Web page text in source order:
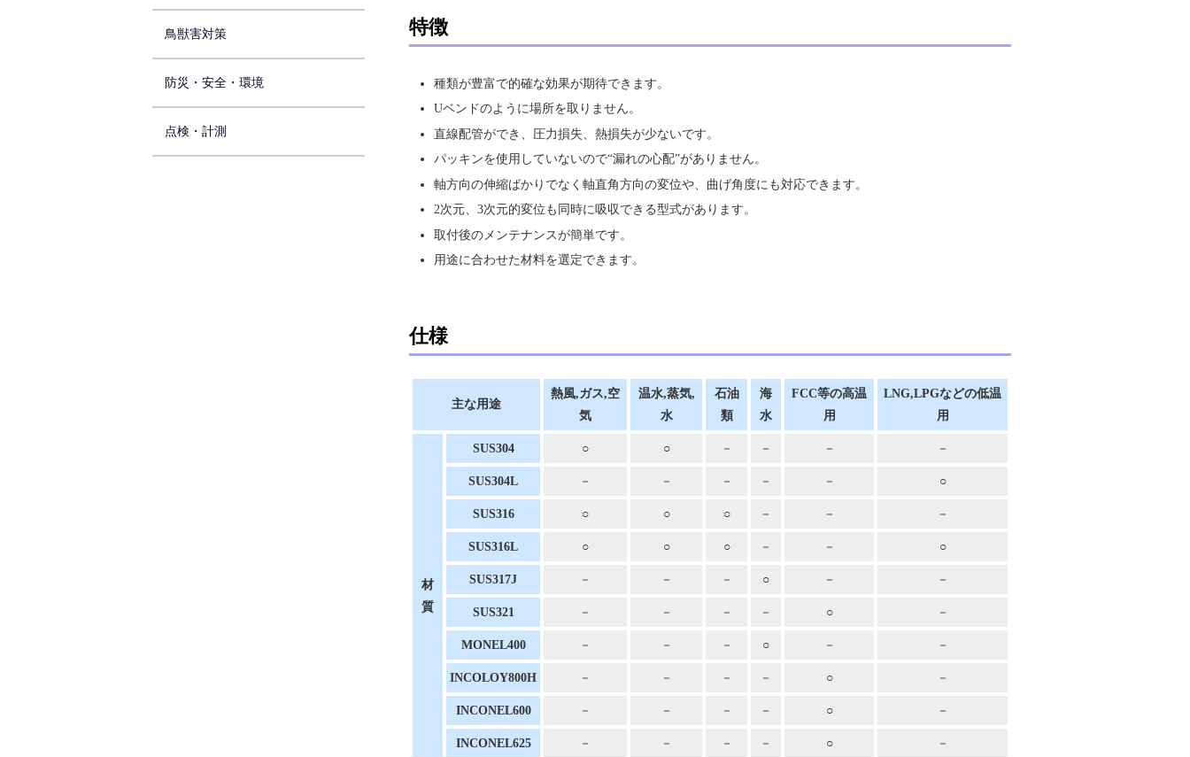
特徴
種類が豊富で的確な効果が期待できます。
Uベンドのように場所を取りません。
直線配管ができ、圧力損失、熱損失が少ないです。
パッキンを使用していないので“漏れの心配”がありません。
軸方向の伸縮ばかりでなく軸直角方向の変位や、曲げ角度にも対応できます。
2次元、3次元的変位も同時に吸収できる型式があります。
取付後のメンテナンスが簡単です。
用途に合わせた材料を選定できます。
仕様
主な用途
熱風,ガス,空
気
温水,蒸気,
水
石油
類
海
水
FCC等の高温
用
LNG,LPGなどの低温
用
材
質
SUS304 ○ ○ － － － －
SUS304L － － － － － ○
SUS316 ○ ○ ○ － － －
SUS316L ○ ○ ○ － － ○
SUS317J － － － ○ － －
SUS321 － － － － ○ －
MONEL400 － － － ○ － －
INCOLOY800H － － － － ○ －
INCONEL600 － － － － ○ －
INCONEL625 － － － － ○ －
鳥獣害対策
防災・安全・環境
点検・計測